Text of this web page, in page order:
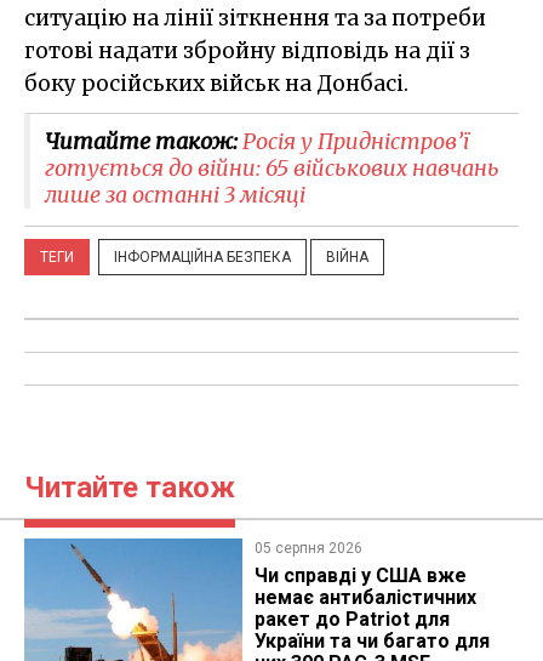
ситуацію на лінії зіткнення та за потреби
готові надати збройну відповідь на дії з
боку російських військ на Донбасі.
Читайте також:Росія у Придністров’ї
готується до війни: 65 військових навчань
лише за останні 3 місяці
ТЕГИ ІНФОРМАЦІЙНА БЕЗПЕКА ВІЙНА
Читайте також
05 серпня 2026
Чи справді у США вже
немає антибалістичних
ракет до Patriot для
України та чи багато для